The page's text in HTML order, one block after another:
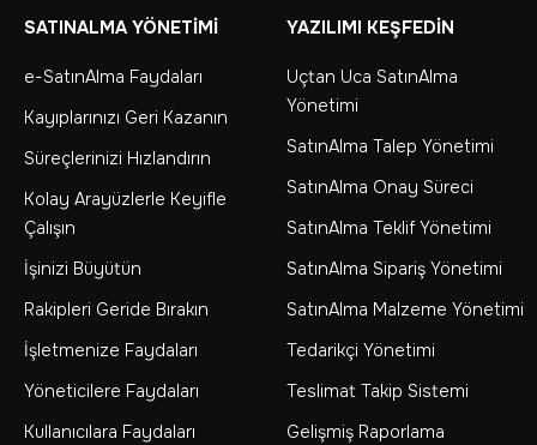
SATINALMA YÖNETİMİ
e-SatınAlma Faydaları
Kayıplarınızı Geri Kazanın
Süreçlerinizi Hızlandırın
Kolay Arayüzlerle Keyifle
Çalışın
İşinizi Büyütün
Rakipleri Geride Bırakın
İşletmenize Faydaları
Yöneticilere Faydaları
Kullanıcılara Faydaları
YAZILIMI KEŞFEDİN
Uçtan Uca SatınAlma
Yönetimi
SatınAlma Talep Yönetimi
SatınAlma Onay Süreci
SatınAlma Teklif Yönetimi
SatınAlma Sipariş Yönetimi
SatınAlma Malzeme Yönetimi
Tedarikçi Yönetimi
Teslimat Takip Sistemi
Gelişmiş Raporlama